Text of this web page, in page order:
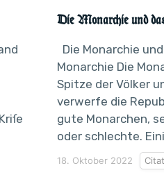
Die Monarchie und
Die Monarchie
Monarchie Die
Spitze der Völker
verwerfe die
gute Monarchen,
oder schlechte.
18. Oktober 2022